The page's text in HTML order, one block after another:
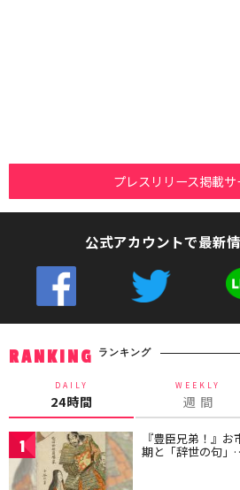
プレスリリース掲載サ
公式アカウントで最新
RANKING ランキング
DAILY
24時間
WEEKLY
週 間
1 『豊臣兄弟！』
期と「辞世の句